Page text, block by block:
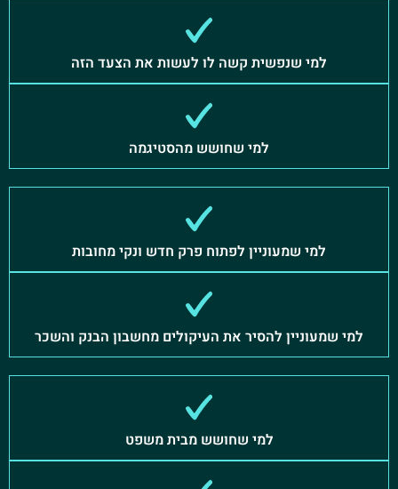
למי שנפשית קשה לו לעשות את הצעד הזה
למי שחושש מהסטיגמה
למי שמעוניין לפתוח פרק חדש ונקי מחובות
למי שמעוניין להסיר את העיקולים מחשבון הבנק והשכר
למי שחושש מבית משפט